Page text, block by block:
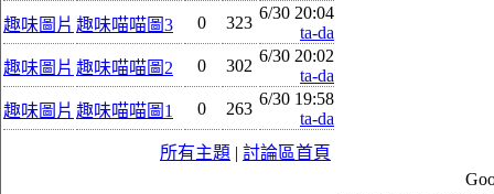
趣味圖片 趣味喵喵圖3 0 323
6/30 20:04
ta-da
趣味圖片 趣味喵喵圖2 0 302
6/30 20:02
ta-da
趣味圖片 趣味喵喵圖1 0 263
6/30 19:58
ta-da
所有主題 | 討論區首頁